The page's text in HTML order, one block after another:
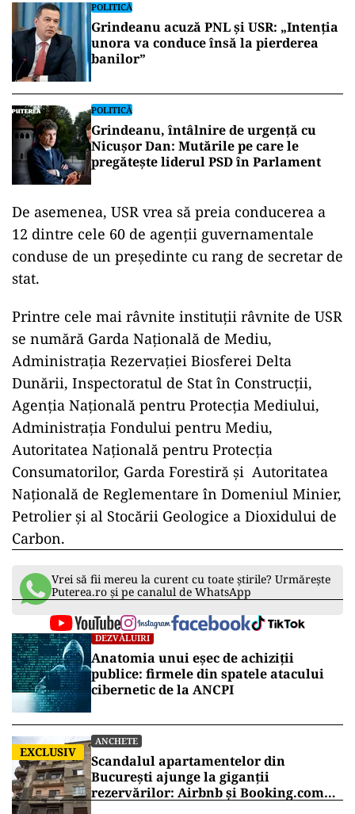
POLITICĂ
Grindeanu acuză PNL și USR: „Intenția
unora va conduce însă la pierderea
banilor”
POLITICĂ
Grindeanu, întâlnire de urgență cu
Nicușor Dan: Mutările pe care le
pregătește liderul PSD în Parlament
De asemenea, USR vrea să preia conducerea a
12 dintre cele 60 de agenții guvernamentale
conduse de un președinte cu rang de secretar de
stat.
Printre cele mai râvnite instituții râvnite de USR
se numără Garda Națională de Mediu,
Administrația Rezervației Biosferei Delta
Dunării, Inspectoratul de Stat în Construcții,
Agenția Națională pentru Protecția Mediului,
Administrația Fondului pentru Mediu,
Autoritatea Națională pentru Protecția
Consumatorilor, Garda Forestiră și Autoritatea
Națională de Reglementare în Domeniul Minier,
Petrolier și al Stocării Geologice a Dioxidului de
Carbon.
Vrei să fii mereu la curent cu toate știrile? Urmărește
Puterea.ro și pe canalul de WhatsApp
DEZVĂLUIRI
Anatomia unui eșec de achiziții
publice: firmele din spatele atacului
cibernetic de la ANCPI
EXCLUSIV
ANCHETE
Scandalul apartamentelor din
București ajunge la giganții
rezervărilor: Airbnb și Booking.com